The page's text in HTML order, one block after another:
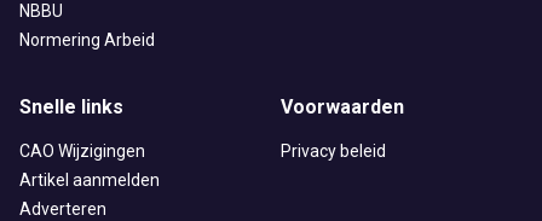
NBBU
Normering Arbeid
Snelle links
CAO Wijzigingen
Artikel aanmelden
Adverteren
Voorwaarden
Privacy beleid